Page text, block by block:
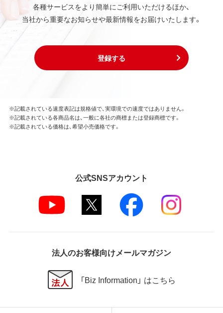
各種サービスをより簡単にご利用いただけるほか、
当社から重要なお知らせや最新情報をお届けいたします。
登録する
※記載されている速度表記は規格値で、実環境での速度ではありません。
※記載されている各商品名は、一般に各社の商標または登録商標です。
※記載されている価格は、希望小売価格です。
公式SNSアカウント
法人のお客様向けメールマガジン
「Biz Information」 はこちら